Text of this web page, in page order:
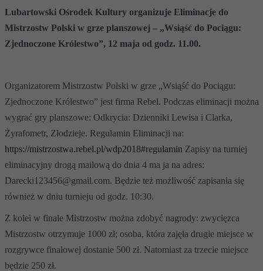
Lubartowski Ośrodek Kultury organizuje Eliminacje do
Mistrzostw Polski w grze planszowej – „Wsiąść do Pociągu:
Zjednoczone Królestwo”, 12 maja od godz. 11.00.
Organizatorem Mistrzostw Polski w grze „Wsiąść do Pociągu:
Zjednoczone Królestwo” jest firma Rebel. Podczas eliminacji można
wygrać gry planszowe: Odkrycia: Dzienniki Lewisa i Clarka,
Żyrafometr, Złodzieje. Regulamin Eliminacji na:
https://mistrzostwa.rebel.pl/wdp2018#regulamin Zapisy na turniej
eliminacyjny drogą mailową do dnia 4 ma ja na adres:
Darecki123456@gmail.com. Będzie też możliwość zapisania się
również w dniu turnieju od godz. 10:30.
Z kolei w finale Mistrzostw można zdobyć nagrody: zwycięzca
Mistrzostw otrzymuje 1000 zł; osoba, która zajęła drugie miejsce w
rozgrywce finałowej dostanie 500 zł. Natomiast za trzecie miejsce
będzie 250 zł.